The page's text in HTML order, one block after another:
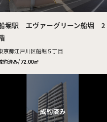
堀駅 エヴァーグリーン船堀 2
京都江戸川区船堀５丁目
約済み/72.00㎡